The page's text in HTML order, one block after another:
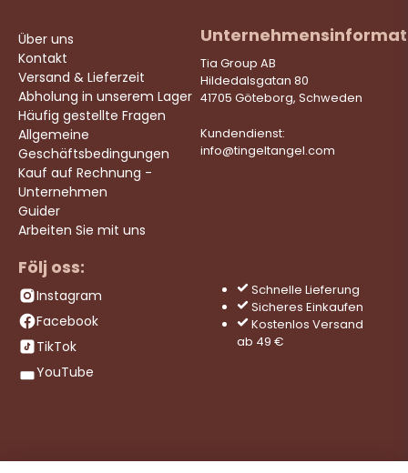
Über uns
Kontakt
Versand & Lieferzeit
Abholung in unserem Lager
Häufig gestellte Fragen
Allgemeine
Geschäftsbedingungen
Kauf auf Rechnung -
Unternehmen
Guider
Arbeiten Sie mit uns
Tia Group AB
Hildedalsgatan 80
41705 Göteborg, Schweden
Kundendienst:
info@tingeltangel.com
Följ oss:
Instagram
Facebook
TikTok
YouTube
Schnelle Lieferung
Sicheres Einkaufen
Kostenlos Versand
ab 49 €